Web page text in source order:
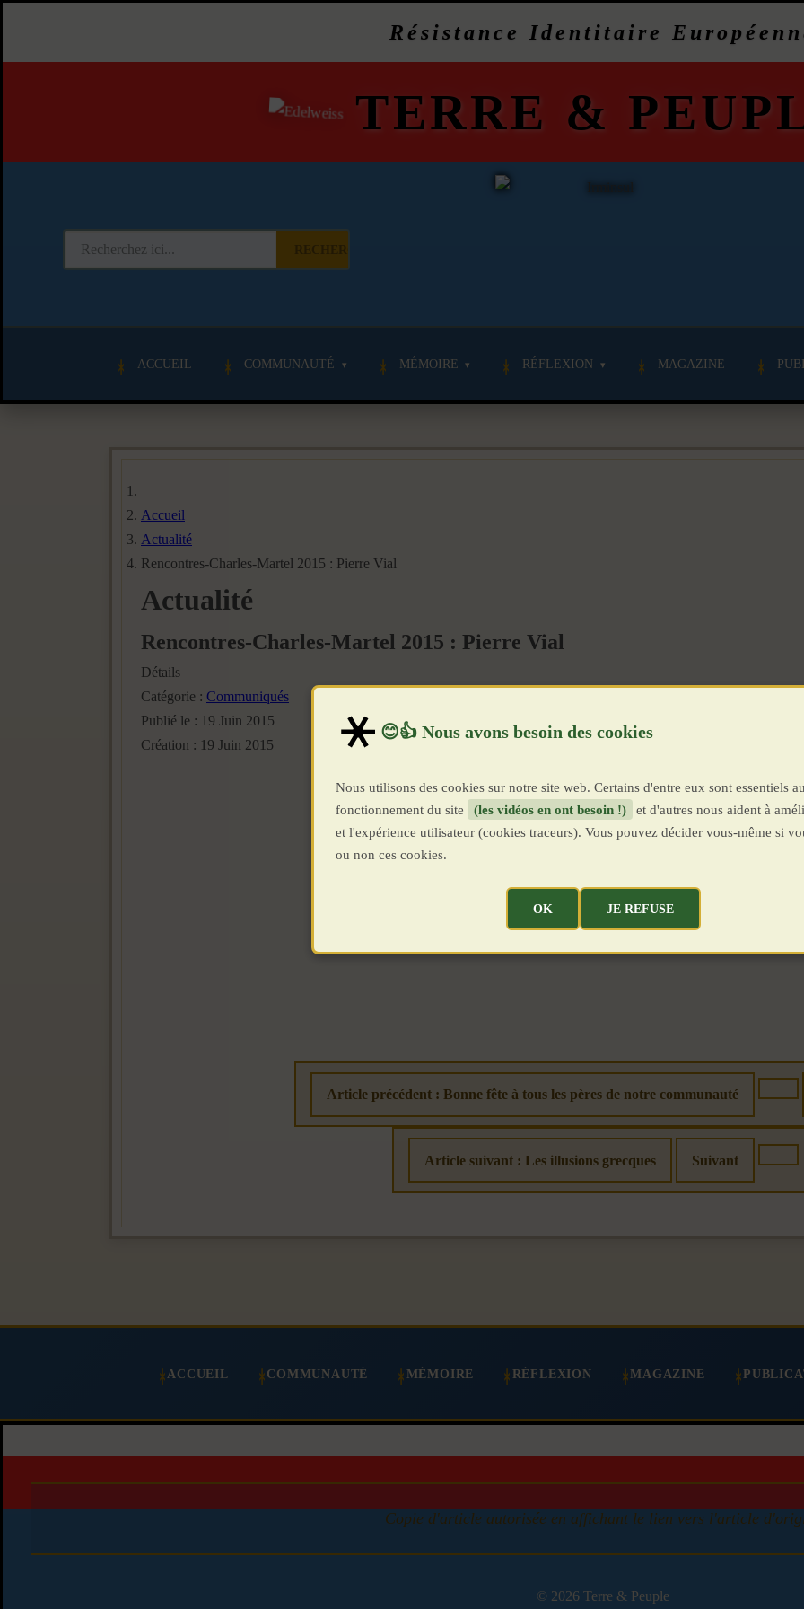
Résistance Identitaire
TERRE &
ACCUEIL COMMUNAUTÉ MÉMOIRE RÉFLEXION MAGAZINE
Accueil
Actualité
Rencontres-Charles-Martel 2015 : Pierre Vial
Actualité
Rencontres-Charles-Martel 2015 : Pierre Vial
Détails
Catégorie : Communiqués
Publié le : 19 Juin 2015
Création : 19 Juin 2015
Article précédent : Bonne fête à tous les pères de notre communauté
Article suivant : Les illusions grecques Suivant
ACCUEIL COMMUNAUTÉ MÉMOIRE RÉFLEXION MAGAZINE
Copie d'article autorisée en affichant le lien vers l'article
© 2026 Terre & Peuple
Nous utilisons des cookies sur notre site web. Certains d'entre eux sont essentiels
fonctionnement du site
(les vidéos en ont besoin !)
et d'autres nous aident à
et l'expérience utilisateur (cookies traceurs). Vous pouvez décider vous-même si
ou non ces cookies.
OK JE REFUSE